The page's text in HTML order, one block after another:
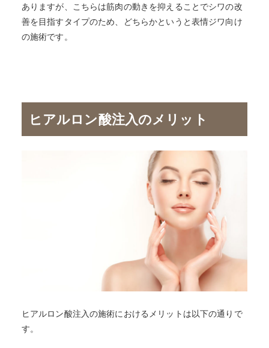
ありますが、こちらは筋肉の動きを抑えることでシワの改
善を目指すタイプのため、どちらかというと表情ジワ向け
の施術です。
ヒアルロン酸注入のメリット
ヒアルロン酸注入の施術におけるメリットは以下の通りで
す。